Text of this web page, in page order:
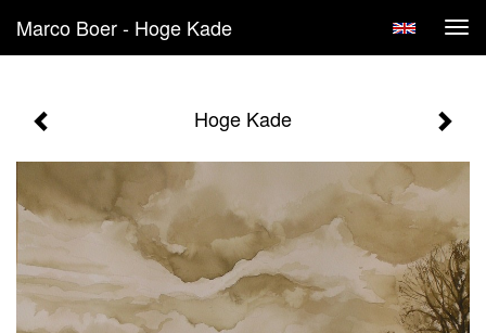
Marco Boer - Hoge Kade
Hoge Kade